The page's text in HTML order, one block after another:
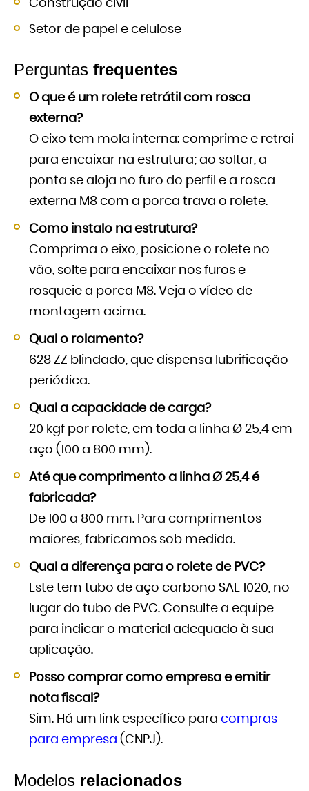
Construção civil
Setor de papel e celulose
Perguntas frequentes
O que é um rolete retrátil com rosca
externa?
O eixo tem mola interna: comprime e retrai
para encaixar na estrutura; ao soltar, a
ponta se aloja no furo do perfil e a rosca
externa M8 com a porca trava o rolete.
Como instalo na estrutura?
Comprima o eixo, posicione o rolete no
vão, solte para encaixar nos furos e
rosqueie a porca M8. Veja o vídeo de
montagem acima.
Qual o rolamento?
628 ZZ blindado, que dispensa lubrificação
periódica.
Qual a capacidade de carga?
20 kgf por rolete, em toda a linha Ø 25,4 em
aço (100 a 800 mm).
Até que comprimento a linha Ø 25,4 é
fabricada?
De 100 a 800 mm. Para comprimentos
maiores, fabricamos sob medida.
Qual a diferença para o rolete de PVC?
Este tem tubo de aço carbono SAE 1020, no
lugar do tubo de PVC. Consulte a equipe
para indicar o material adequado à sua
aplicação.
Posso comprar como empresa e emitir
nota fiscal?
Sim. Há um link específico para compras
para empresa (CNPJ).
Modelos relacionados